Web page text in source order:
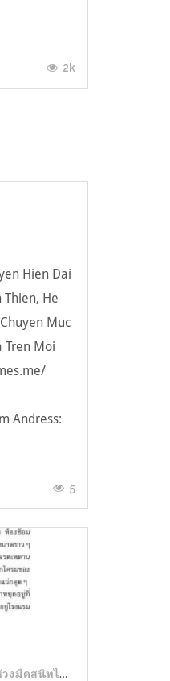
2k
Hien Dai
Thien, He
Muc
Tren Moi
Andress:
5
สนิทไม่มิดแสง